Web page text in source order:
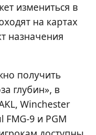
измениться в
на картах
назначения
получить
глубин», в
Winchester
9 и PGM